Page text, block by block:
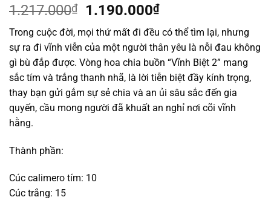
1.217.000₫
Giá
gốc
là:
1.217.000₫.
1.190.000₫Giá
hiện
tại
là:
1.190.000₫.
Trong cuộc đời, mọi thứ mất đi đều có thể tìm lại, nhưng
sự ra đi vĩnh viễn của một người thân yêu là nỗi đau không
gì bù đắp được. Vòng hoa chia buồn “Vĩnh Biệt 2” mang
sắc tím và trắng thanh nhã, là lời tiễn biệt đầy kính trọng,
thay bạn gửi gắm sự sẻ chia và an ủi sâu sắc đến gia
quyến, cầu mong người đã khuất an nghỉ nơi cõi vĩnh
hằng.
Thành phần:
Cúc calimero tím: 10
Cúc trắng: 15